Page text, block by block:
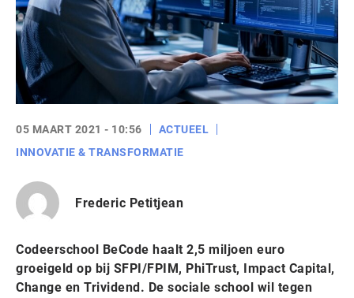
05 MAART 2021 - 10:56
ACTUEEL
INNOVATIE & TRANSFORMATIE
Frederic Petitjean
Codeerschool BeCode haalt 2,5 miljoen euro
groeigeld op bij SFPI/FPIM, PhiTrust, Impact Capital,
Change en Trividend. De sociale school wil tegen